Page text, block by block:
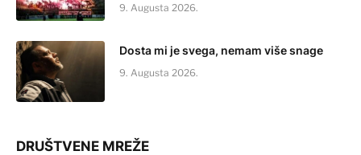
9. Augusta 2026.
Dosta mi je svega, nemam više snage
9. Augusta 2026.
DRUŠTVENE MREŽE